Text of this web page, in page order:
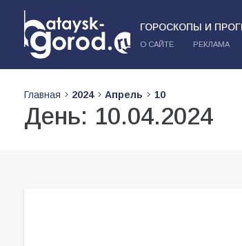
ГОРОСКОПЫ И
О САЙТЕ РЕКЛАМА
Главная 2024 Апрель 10
День: 10.04.2024